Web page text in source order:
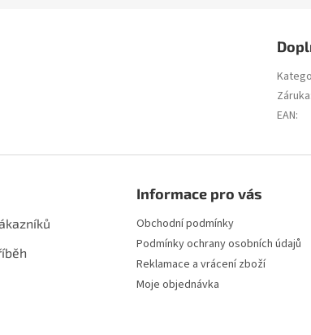
Záruka
EAN:
Informace pro vás
Obchodní podmínky
Podmínky ochrany osobních údajů
Reklamace a vrácení zboží
Moje objednávka